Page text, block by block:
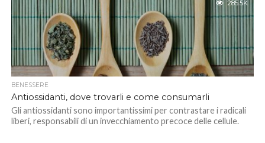
285.5K
BENESSERE
Antiossidanti, dove trovarli e come consumarli
Gli antiossidanti sono importantissimi per contrastare i radicali
liberi, responsabili di un invecchiamento precoce delle cellule.